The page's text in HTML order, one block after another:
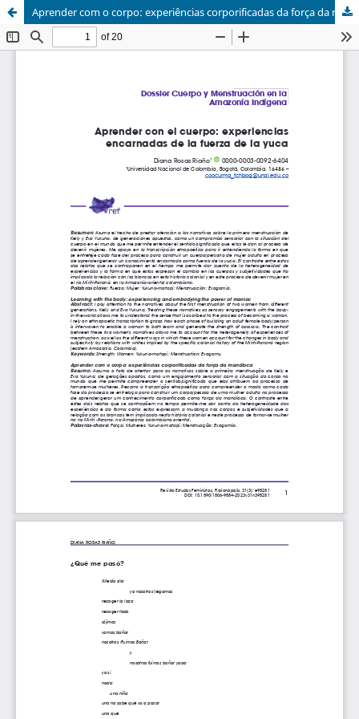
Aprender com o corpo: experiências corporificadas da força da mandioca